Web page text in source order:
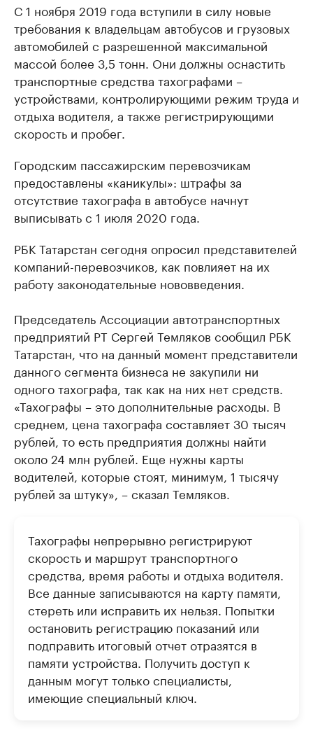
С 1 ноября 2019 года вступили в силу новые
требования к владельцам автобусов и грузовых
автомобилей с разрешенной максимальной
массой более 3,5 тонн. Они должны оснастить
транспортные средства тахографами –
устройствами, контролирующими режим труда и
отдыха водителя, а также регистрирующими
скорость и пробег.
Городским пассажирским перевозчикам
предоставлены «каникулы»: штрафы за
отсутствие тахографа в автобусе начнут
выписывать с 1 июля 2020 года.
РБК Татарстан сегодня опросил представителей
компаний-перевозчиков, как повлияет на их
работу законодательные нововведения.
Председатель Ассоциации автотранспортных
предприятий РТ Сергей Темляков сообщил РБК
Татарстан, что на данный момент представители
данного сегмента бизнеса не закупили ни
одного тахографа, так как на них нет средств.
«Тахографы – это дополнительные расходы. В
среднем, цена тахографа составляет 30 тысяч
рублей, то есть предприятия должны найти
около 24 млн рублей. Еще нужны карты
водителей, которые стоят, минимум, 1 тысячу
рублей за штуку», – сказал Темляков.
Тахографы непрерывно регистрируют
скорость и маршрут транспортного
средства, время работы и отдыха водителя.
Все данные записываются на карту памяти,
стереть или исправить их нельзя. Попытки
остановить регистрацию показаний или
подправить итоговый отчет отразятся в
памяти устройства. Получить доступ к
данным могут только специалисты,
имеющие специальный ключ.